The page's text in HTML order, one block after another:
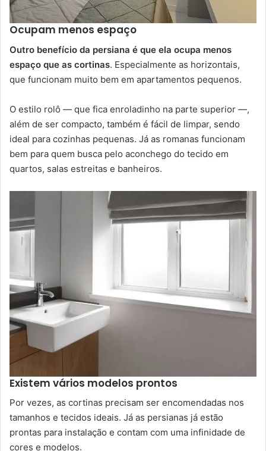
Ocupam menos espaço
Outro benefício da persiana é que ela ocupa menos
espaço que as cortinas. Especialmente as horizontais,
que funcionam muito bem em apartamentos pequenos.
O estilo rolô — que fica enroladinho na parte superior —,
além de ser compacto, também é fácil de limpar, sendo
ideal para cozinhas pequenas. Já as romanas funcionam
bem para quem busca pelo aconchego do tecido em
quartos, salas estreitas e banheiros.
Existem vários modelos prontos
Por vezes, as cortinas precisam ser encomendadas nos
tamanhos e tecidos ideais. Já as persianas já estão
prontas para instalação e contam com uma infinidade de
cores e modelos.